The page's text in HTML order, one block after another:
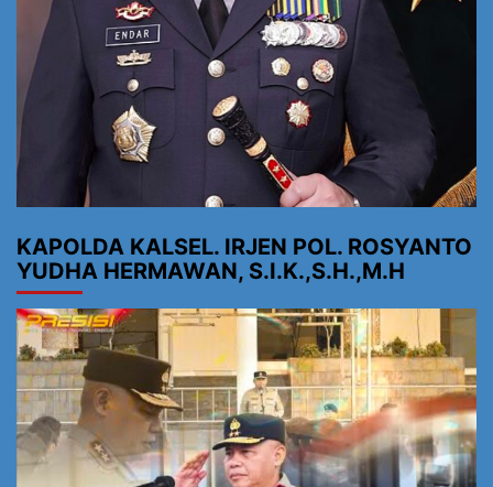
KAPOLDA KALSEL. IRJEN POL. ROSYANTO
YUDHA HERMAWAN, S.I.K.,S.H.,M.H